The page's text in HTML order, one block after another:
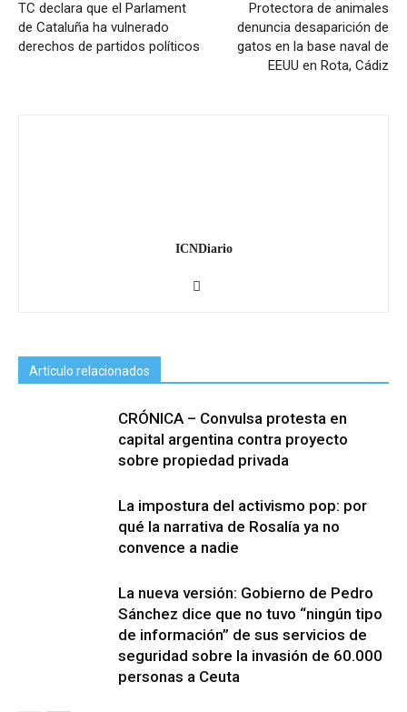
TC declara que el Parlament
de Cataluña ha vulnerado
derechos de partidos políticos
Protectora de animales
denuncia desaparición de
gatos en la base naval de
EEUU en Rota, Cádiz
ICNDiario
Artículo relacionados
CRÓNICA – Convulsa protesta en
capital argentina contra proyecto
sobre propiedad privada
La impostura del activismo pop: por
qué la narrativa de Rosalía ya no
convence a nadie
La nueva versión: Gobierno de Pedro
Sánchez dice que no tuvo “ningún tipo
de información” de sus servicios de
seguridad sobre la invasión de 60.000
personas a Ceuta